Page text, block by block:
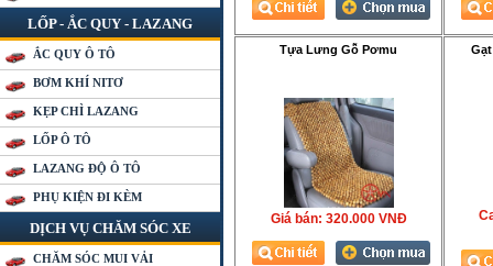
LỐP - ẮC QUY - LAZANG
ẮC QUY Ô TÔ
BƠM KHÍ NITƠ
KẸP CHÌ LAZANG
LỐP Ô TÔ
LAZANG ĐỘ Ô TÔ
PHỤ KIỆN ĐI KÈM
DỊCH VỤ CHĂM SÓC XE
CHĂM SÓC MUI VẢI
Tựa Lưng Gỗ Pơmu
Giá bán: 320.000 VNÐ